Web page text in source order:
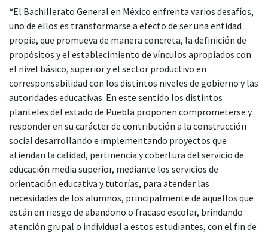
“El Bachillerato General en México enfrenta varios desafíos,
uno de ellos es transformarse a efecto de ser una entidad
propia, que promueva de manera concreta, la definición de
propósitos y el establecimiento de vínculos apropiados con
el nivel básico, superior y el sector productivo en
corresponsabilidad con los distintos niveles de gobierno y las
autoridades educativas. En este sentido los distintos
planteles del estado de Puebla proponen comprometerse y
responder en su carácter de contribución a la construcción
social desarrollando e implementando proyectos que
atiendan la calidad, pertinencia y cobertura del servicio de
educación media superior, mediante los servicios de
orientación educativa y tutorías, para atender las
necesidades de los alumnos, principalmente de aquellos que
están en riesgo de abandono o fracaso escolar, brindando
atención grupal o individual a estos estudiantes, con el fin de